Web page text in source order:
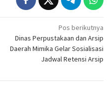
Pos berikutnya
Dinas Perpustakaan dan Arsip
Daerah Mimika Gelar Sosialisasi
Jadwal Retensi Arsip